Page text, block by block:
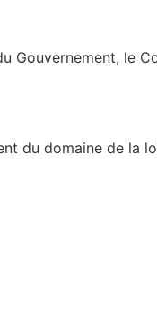
Gouvernement, le
du domaine de la